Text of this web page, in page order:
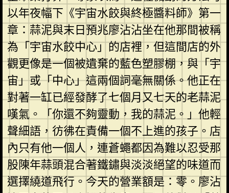
以年夜幅下《宇宙水餃與終極醬料師》第一
章：蒜泥與末日預兆廖沾沾坐在他那間被稱
為「宇宙水餃中心」的店裡，但這間店的外
觀更像是一個被遺棄的藍色塑膠棚，與「宇
宙」或「中心」這兩個詞毫無關係。他正在
對著一缸已經發酵了七個月又七天的老蒜泥
嘆氣。「你還不夠靈動，我的蒜泥。」他輕
聲細語，彷彿在責備一個不上進的孩子。店
內只有他一個人，連蒼蠅都因為難以忍受那
股陳年蒜頭混合著鐵鏽與淡淡絕望的味道而
選擇繞道飛行。今天的營業額是：零。廖沾